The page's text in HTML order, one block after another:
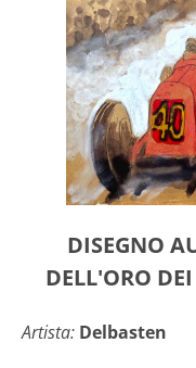
DISEGNO
DELL'ORO
Artista: Delbasten